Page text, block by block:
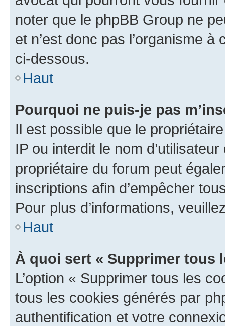
noter que le phpBB Group ne
et n’est donc pas l’organisme
ci-dessous.
Haut
Pourquoi ne puis-je pas
Il est possible que le
IP ou interdit le nom
propriétaire du forum peut
inscriptions afin d’empêcher
Pour plus d’informations,
Haut
À quoi sert « Supprimer tous
L’option « Supprimer tous les
tous les cookies générés par
authentification et votre